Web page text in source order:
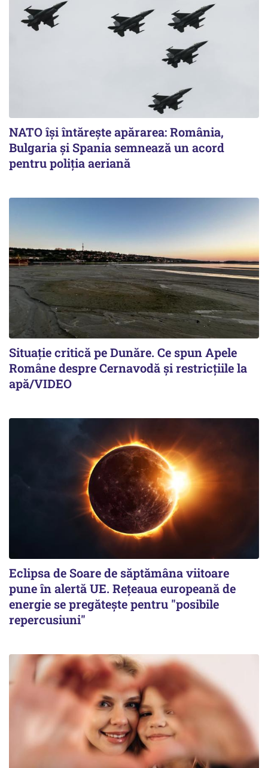
NATO își întărește apărarea: România,
Bulgaria și Spania semnează un acord
pentru poliția aeriană
Situație critică pe Dunăre. Ce spun Apele
Române despre Cernavodă și restricțiile la
apă/VIDEO
Eclipsa de Soare de săptămâna viitoare
pune în alertă UE. Rețeaua europeană de
energie se pregătește pentru "posibile
repercusiuni"